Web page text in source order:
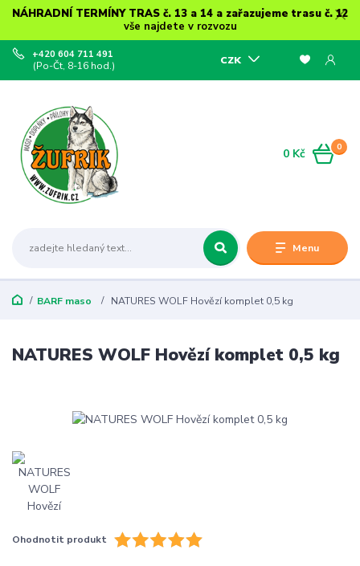
NÁHRADNÍ TERMÍNY TRAS č. 13 a 14 a zařazujeme trasu č. 12
vše najdete v rozvozu
Menu
CZK
+420 604 711 491
(Po-Čt, 8-16 hod.)
0
0 Kč
BARF maso NATURES WOLF Hovězí komplet 0,5 kg
NATURES WOLF Hovězí komplet 0,5 kg
Ohodnotit produkt